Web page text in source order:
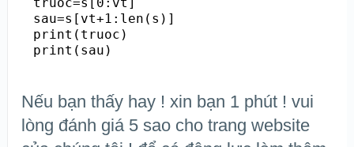
truoc=s[0:vt]
sau=s[vt+1:len(s)]
print(truoc)
print(sau)
Nếu bạn thấy hay ! xin bạn 1 phút ! vui
lòng đánh giá 5 sao cho trang website